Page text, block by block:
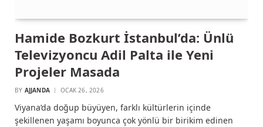
Hamide Bozkurt İstanbul’da: Ünlü
Televizyoncu Adil Palta ile Yeni
Projeler Masada
BY AJJANDA OCAK 26, 2026
Viyana’da doğup büyüyen, farklı kültürlerin içinde
şekillenen yaşamı boyunca çok yönlü bir birikim edinen